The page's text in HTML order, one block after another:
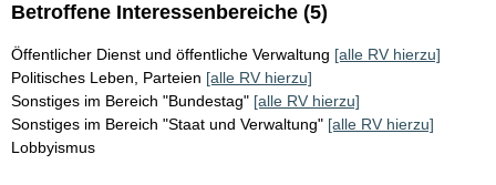
Betroffene Interessenbereiche (5)
Öffentlicher Dienst und öffentliche Verwaltung [alle RV hierzu]
Politisches Leben, Parteien [alle RV hierzu]
Sonstiges im Bereich "Bundestag" [alle RV hierzu]
Sonstiges im Bereich "Staat und Verwaltung" [alle RV hierzu]
Lobbyismus